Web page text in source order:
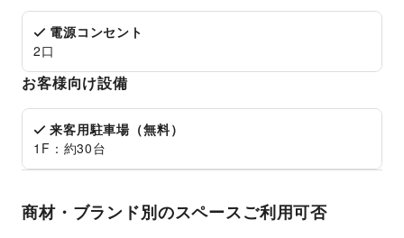
電源コンセント
2口
お客様向け設備
来客用駐車場（無料）
1F：約30台
商材・ブランド別のスペースご利用可否